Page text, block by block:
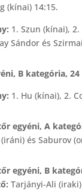
(kínai) 14:15.
1. Szun (kínai),
Sándor és
B kategória,
1. Hu (kínai), 2.
egyéni, A
és Saburov
egyéni, B
Tarjányi-Ali